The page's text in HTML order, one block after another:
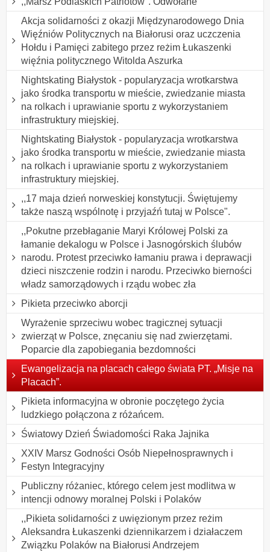
Akcja solidarności z okazji Międzynarodowego Dnia
Więźniów Politycznych na Białorusi oraz uczczenia
Hołdu i Pamięci zabitego przez reżim Łukaszenki
więźnia politycznego Witolda Aszurka
Nightskating Białystok - popularyzacja wrotkarstwa
jako środka transportu w mieście, zwiedzanie miasta
na rolkach i uprawianie sportu z wykorzystaniem
infrastruktury miejskiej.
Nightskating Białystok - popularyzacja wrotkarstwa
jako środka transportu w mieście, zwiedzanie miasta
na rolkach i uprawianie sportu z wykorzystaniem
infrastruktury miejskiej.
,,17 maja dzień norweskiej konstytucji. Świętujemy
także naszą wspólnotę i przyjaźń tutaj w Polsce".
,,Pokutne przebłaganie Maryi Królowej Polski za
łamanie dekalogu w Polsce i Jasnogórskich ślubów
narodu. Protest przeciwko łamaniu prawa i deprawacji
dzieci niszczenie rodzin i narodu. Przeciwko bierności
władz samorządowych i rządu wobec zła
Pikieta przeciwko aborcji
Wyrażenie sprzeciwu wobec tragicznej sytuacji
zwierząt w Polsce, znęcaniu się nad zwierzętami.
Poparcie dla zapobiegania bezdomności
Ewangelizacja na placach całego świata PT. „Misje na
Placach”.
Pikieta informacyjna w obronie poczętego życia
ludzkiego połączona z różańcem.
Światowy Dzień Świadomości Raka Jajnika
XXIV Marsz Godności Osób Niepełnosprawnych i
Festyn Integracyjny
Publiczny różaniec, którego celem jest modlitwa w
intencji odnowy moralnej Polski i Polaków
,,Pikieta solidarności z uwięzionym przez reżim
Aleksandra Łukaszenki dziennikarzem i działaczem
Związku Polaków na Białorusi Andrzejem